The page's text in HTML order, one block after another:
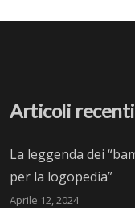
Articoli recenti
La leggenda dei
per la logopedia”
Aprile 12, 2024